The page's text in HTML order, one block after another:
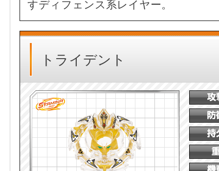
すディフェンス系レイヤー。
トライデント